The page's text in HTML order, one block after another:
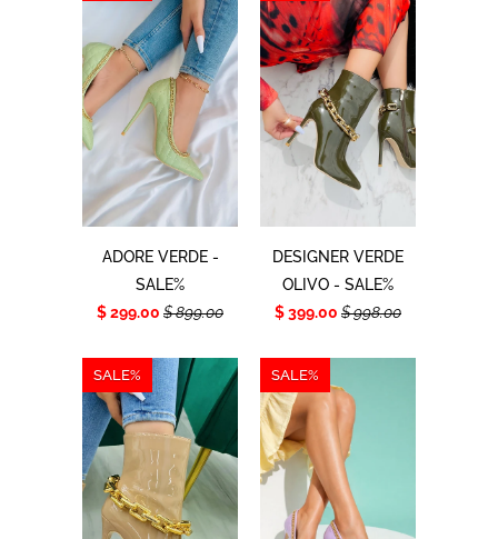
ADORE VERDE -
SALE%
$ 299.00 $ 899.00
DESIGNER VERDE
OLIVO - SALE%
$ 399.00 $ 998.00
SALE% SALE%